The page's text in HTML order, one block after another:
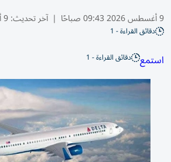
9 أغسطس 2026 09:43 صباحًا | آخر تحديث:9 أغسطس 10:12 2026
دقائق القراءة - 1
استمع دقائق القراءة - 1